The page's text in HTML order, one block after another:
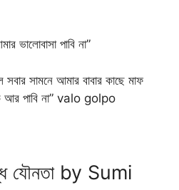
ভালোবাসা পাবি না”
সামনে আমার বাবার কাছে মাফ
আর পাবি না” valo golpo
যৌনতা by Sumi